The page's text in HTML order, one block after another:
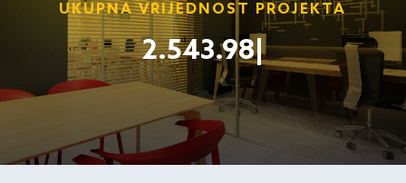
UKUPNA VRIJEDNOST PROJEKTA
2.543.985,2|